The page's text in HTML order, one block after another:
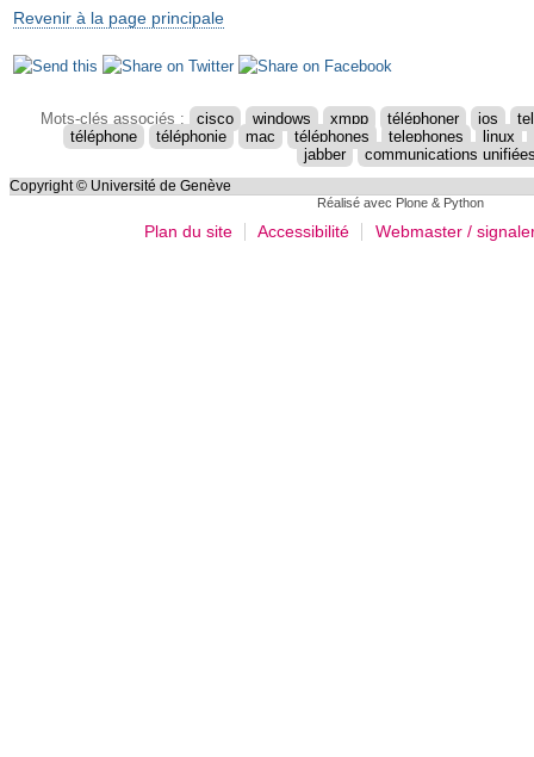
Revenir à la page principale
Actions
document
Mots-clés associés : cisco windows xmpp téléphoner ios
téléphone
téléphonie mac téléphones telephones
linux
jabber
communications
Copyright © Université de Genève
Réalisé avec Plone & Python
Plan du site Accessibilité Webmaster /